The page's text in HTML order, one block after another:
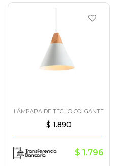
LÁMPARA DE TECHO COLGANTE
$ 1.890
$ 1.796